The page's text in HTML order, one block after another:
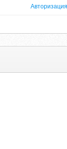
Авторизация